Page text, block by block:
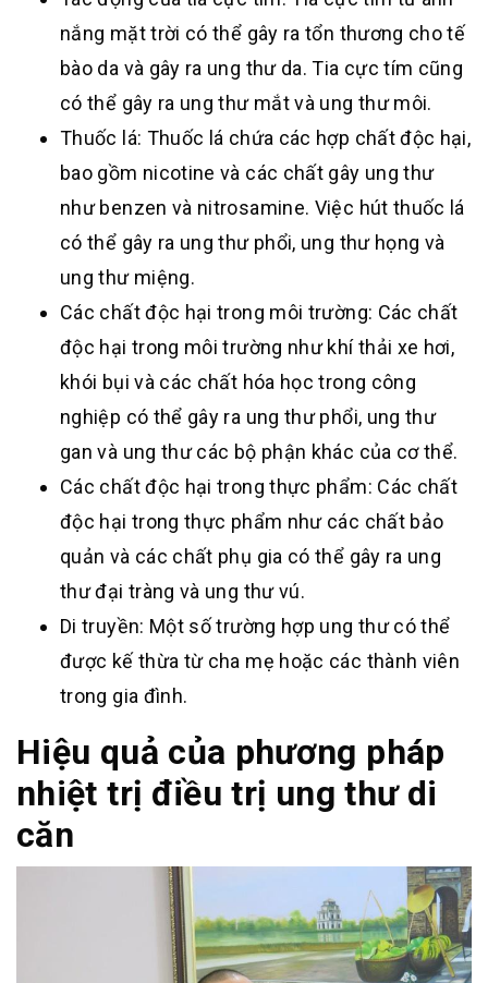
nắng mặt trời có thể gây ra tổn thương cho tế
bào da và gây ra ung thư da. Tia cực tím cũng
có thể gây ra ung thư mắt và ung thư môi.
Thuốc lá: Thuốc lá chứa các hợp chất độc hại,
bao gồm nicotine và các chất gây ung thư
như benzen và nitrosamine. Việc hút thuốc lá
có thể gây ra ung thư phổi, ung thư họng và
ung thư miệng.
Các chất độc hại trong môi trường: Các chất
độc hại trong môi trường như khí thải xe hơi,
khói bụi và các chất hóa học trong công
nghiệp có thể gây ra ung thư phổi, ung thư
gan và ung thư các bộ phận khác của cơ thể.
Các chất độc hại trong thực phẩm: Các chất
độc hại trong thực phẩm như các chất bảo
quản và các chất phụ gia có thể gây ra ung
thư đại tràng và ung thư vú.
Di truyền: Một số trường hợp ung thư có thể
được kế thừa từ cha mẹ hoặc các thành viên
trong gia đình.
Hiệu quả của phương pháp
nhiệt trị điều trị ung thư di
căn